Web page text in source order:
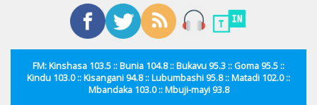
FM: Kinshasa 103.5 :: Bunia 104.8 :: Bukavu 95.3 :: Goma 95.5 ::
Kindu 103.0 :: Kisangani 94.8 :: Lubumbashi 95.8 :: Matadi 102.0 ::
Mbandaka 103.0 :: Mbuji-mayi 93.8